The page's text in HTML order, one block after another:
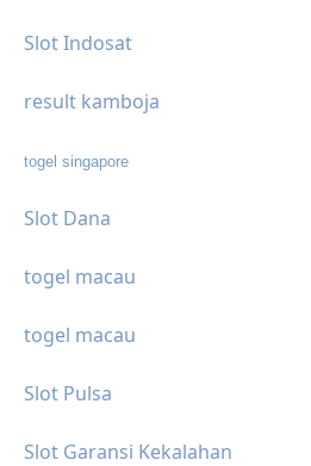
Slot Indosat
result kamboja
togel singapore
Slot Dana
togel macau
togel macau
Slot Pulsa
Slot Garansi Kekalahan